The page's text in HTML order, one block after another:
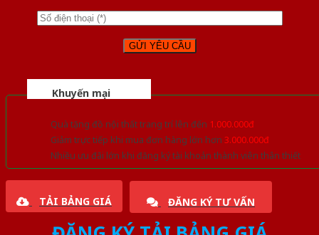
Khuyến mại
Quà tặng đồ nội thất trang trí lên đến 1.000.000đ
Giảm trực tiếp khi mua đơn hàng lớn hơn 3.000.000đ
Nhiều ưu đãi lớn khi đăng ký tài khoản thành viên thân thiết
TẢI BẢNG GIÁ ĐĂNG KÝ TƯ VẤN